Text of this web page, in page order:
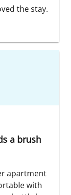
the stay.
a brush
apartment
with